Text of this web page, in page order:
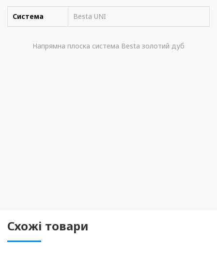
Система Besta UNI
Напрямна плоска система Besta золотий дуб
Схожі товари